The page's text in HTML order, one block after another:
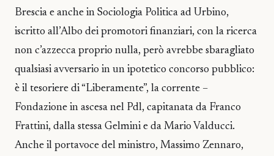
Brescia e anche in Sociologia Politica ad Urbino,
iscritto all’Albo dei promotori finanziari, con la ricerca
non c’azzecca proprio nulla, però avrebbe sbaragliato
qualsiasi avversario in un ipotetico concorso pubblico:
è il tesoriere di “Liberamente”, la corrente –
Fondazione in ascesa nel Pdl, capitanata da Franco
Frattini, dalla stessa Gelmini e da Mario Valducci.
Anche il portavoce del ministro, Massimo Zennaro,